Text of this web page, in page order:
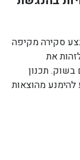
סקירה מקיפה
את
בשוק. תכנון
מהוצאות